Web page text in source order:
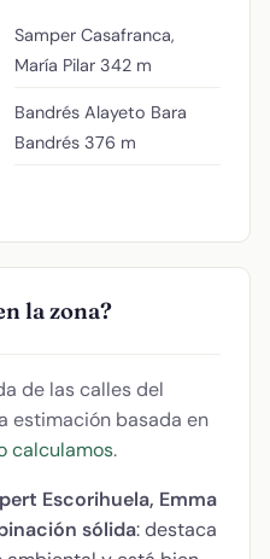
Samper Casafranca,
María Pilar 342 m
Bandrés Alayeto Bara
Bandrés 376 m
la zona?
de las calles del
estimación basada en
calculamos.
Escorihuela, Emma
sólida: destaca